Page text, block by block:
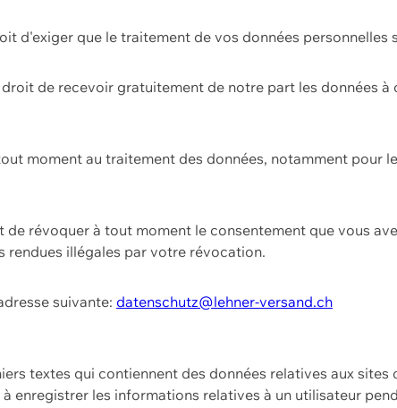
d'exiger que le traitement de vos données personnelles
de recevoir gratuitement de notre part les données
moment au traitement des données, notamment pour
révoquer à tout moment le consentement que vous
rendues illégales par votre révocation.
suivante: datenschutz@lehner-versand.ch
textes qui contiennent des données relatives aux
enregistrer les informations relatives à un utilisateur